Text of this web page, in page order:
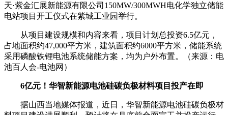
天·紫金汇展新能源有限公司150MW/300MWH电化学独立储能
电站项目开工仪式在紫城工业园举行。
从项目建设规模和内容来看，项目计划总投资6.5亿元，
占地面积约47,000平方米，建筑面积约6000平方米，储能系统
采用磷酸铁锂电池系统储能方案，均为户外布置。（来源：电
池百人会-电池网）
6亿元！华智新能源电池硅碳负极材料项目投产在即
据山西当地媒体报道，近日，华智新能源电池硅碳负极材